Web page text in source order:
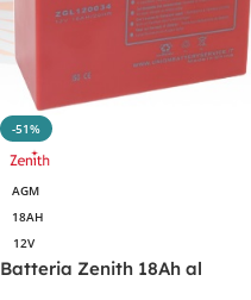
-51%
AGM
18AH
12V
Batteria Zenith 18Ah al